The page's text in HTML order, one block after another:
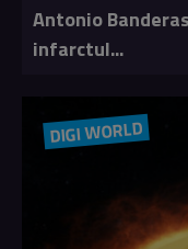
Antonio
infarctul...
DIGI WORLD